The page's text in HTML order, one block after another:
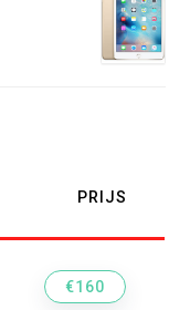
PRIJS
€160